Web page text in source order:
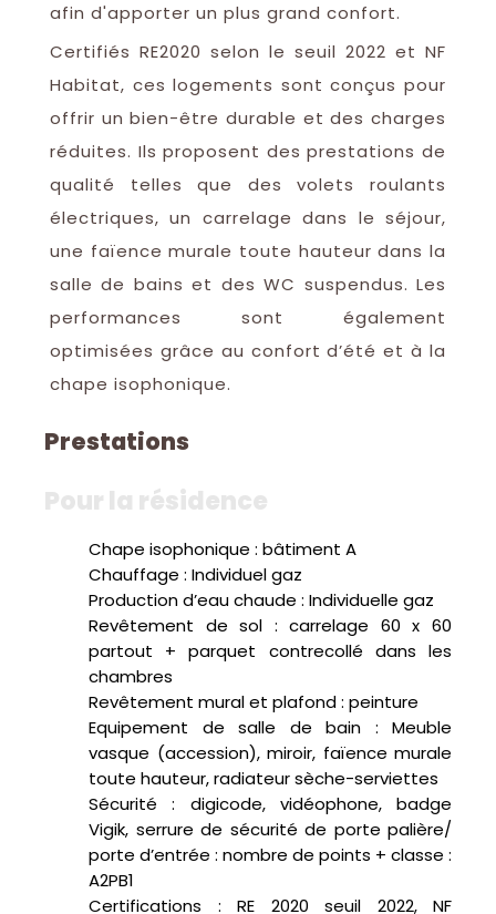
afin d'apporter un plus grand confort.
Certifiés RE2020 selon le seuil 2022 et NF
Habitat, ces logements sont conçus pour
offrir un bien-être durable et des charges
réduites. Ils proposent des prestations de
qualité telles que des volets roulants
électriques, un carrelage dans le séjour,
une faïence murale toute hauteur dans la
salle de bains et des WC suspendus. Les
performances sont également
optimisées grâce au confort d’été et à la
chape isophonique.
Prestations
pour la résidence
Chape isophonique : bâtiment A
Chauffage : Individuel gaz
Production d’eau chaude : Individuelle gaz
Revêtement de sol : carrelage 60 x 60
partout + parquet contrecollé dans les
chambres
Revêtement mural et plafond : peinture
Equipement de salle de bain : Meuble
vasque (accession), miroir, faïence murale
toute hauteur, radiateur sèche-serviettes
Sécurité : digicode, vidéophone, badge
Vigik, serrure de sécurité de porte palière/
porte d’entrée : nombre de points + classe :
A2PB1
Certifications : RE 2020 seuil 2022, NF